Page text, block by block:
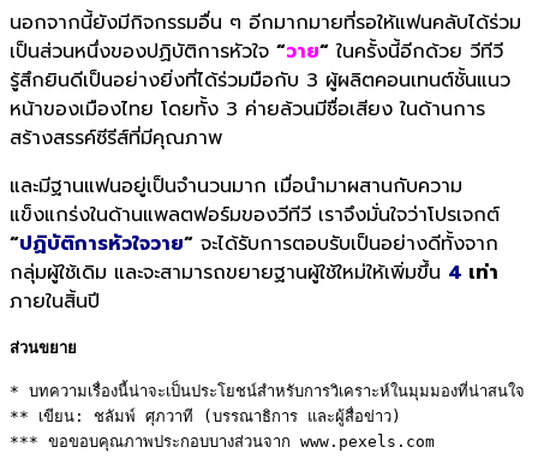
นอกจากนี้ยังมีกิจกรรมอื่น ๆ อีกมากมายที่รอให้แฟนคลับได้ร่วม
เป็นส่วนหนึ่งของปฏิบัติการหัวใจ “วาย“ ในครั้งนี้อีกด้วย วีทีวี
รู้สึกยินดีเป็นอย่างยิ่งที่ได้ร่วมมือกับ 3 ผู้ผลิตคอนเทนต์ชั้นแนว
หน้าของเมืองไทย โดยทั้ง 3 ค่ายล้วนมีชื่อเสียง ในด้านการ
สร้างสรรค์ซีรีส์ที่มีคุณภาพ
และมีฐานแฟนอยู่เป็นจำนวนมาก เมื่อนำมาผสานกับความ
แข็งแกร่งในด้านแพลตฟอร์มของวีทีวี เราจึงมั่นใจว่าโปรเจกต์
“ปฏิบัติการหัวใจวาย“ จะได้รับการตอบรับเป็นอย่างดีทั้งจาก
กลุ่มผู้ใช้เดิม และจะสามารถขยายฐานผู้ใช้ใหม่ให้เพิ่มขึ้น 4 เท่า
ภายในสิ้นปี
ส่วนขยาย
* บทความเรื่องนี้น่าจะเป็นประโยชน์สำหรับการวิเคราะห์ในมุมมองที่น่าสนใจ
** เขียน: ชลัมพ์ ศุภวาที (บรรณาธิการ และผู้สื่อข่าว)
*** ขอขอบคุณภาพประกอบบางส่วนจาก www.pexels.com